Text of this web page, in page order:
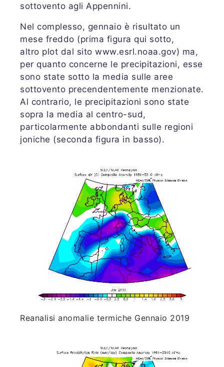
sottovento agli Appennini.
Nel complesso, gennaio è risultato un
mese freddo (prima figura qui sotto,
altro plot dal sito www.esrl.noaa.gov) ma,
per quanto concerne le precipitazioni, esse
sono state sotto la media sulle aree
sottovento precendentemente menzionate.
Al contrario, le precipitazioni sono state
sopra la media al centro-sud,
particolarmente abbondanti sulle regioni
joniche (seconda figura in basso).
Reanalisi anomalie termiche Gennaio 2019